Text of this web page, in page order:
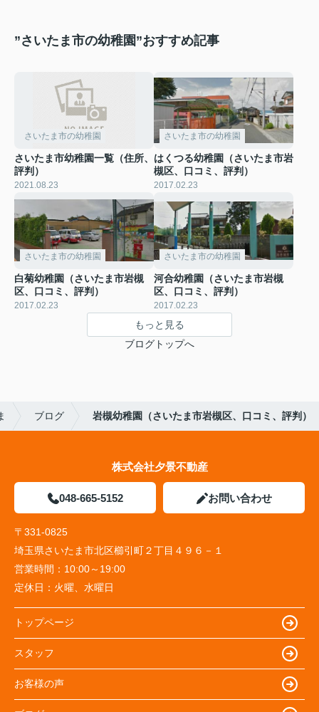
”さいたま市の幼稚園”おすすめ記事
さいたま市の幼稚園
さいたま市幼稚園一覧（住所、
評判）
2021.08.23
さいたま市の幼稚園
はくつる幼稚園（さいたま市岩
槻区、口コミ、評判）
2017.02.23
さいたま市の幼稚園
白菊幼稚園（さいたま市岩槻
区、口コミ、評判）
2017.02.23
さいたま市の幼稚園
河合幼稚園（さいたま市岩槻
区、口コミ、評判）
2017.02.23
もっと見る
ブログトップへ
ブログ 岩槻幼稚園（さいたま市岩槻区、口コミ、評判）
株式会社夕景不動産
048-665-5152 お問い合わせ
〒331-0825
埼玉県さいたま市北区櫛引町２丁目４９６－１
営業時間： 10:00～19:00
定休日： 火曜、水曜日
トップページ
スタッフ
お客様の声